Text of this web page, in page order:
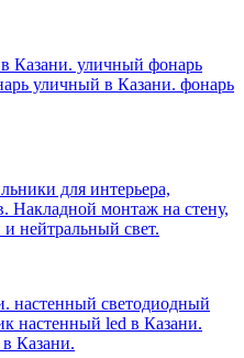
Казани. уличный фонарь
уличный в Казани. фонарь
для интерьера,
Накладной монтаж на стену,
и нейтральный свет.
настенный светодиодный
настенный led в Казани.
Казани.